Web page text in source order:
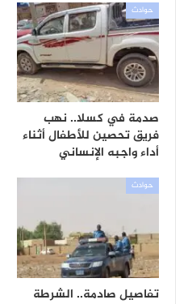
حوادث
صدمة في كسلا.. نهب
فريق تحصين للأطفال أثناء
أداء واجبه الإنساني
حوادث
تفاصيل صادمة.. الشرطة